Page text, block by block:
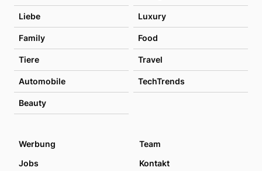
Liebe Luxury
Family Food
Tiere Travel
Automobile TechTrends
Beauty
Werbung
Team
Jobs
Kontakt